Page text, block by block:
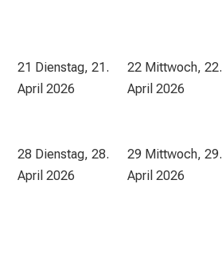
21 Dienstag, 21.
April 2026
22 Mittwoch, 22.
April 2026
28 Dienstag, 28.
April 2026
29 Mittwoch, 29.
April 2026